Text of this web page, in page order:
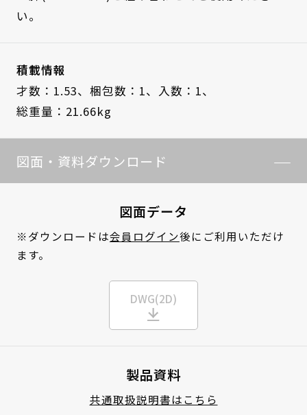
い。
積載情報
才数：1.53、 梱包数：1、 入数：1、
総重量：21.66kg
図面・資料ダウンロード
図面データ
※ダウンロードは会員ログイン後にご利用いただけ
ます。
DWG(2D)
製品資料
共通取扱説明書はこちら